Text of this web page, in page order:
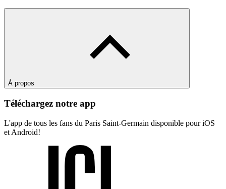
À propos
Téléchargez notre app
L'app de tous les fans du Paris Saint-Germain disponible pour iOS
et Android!